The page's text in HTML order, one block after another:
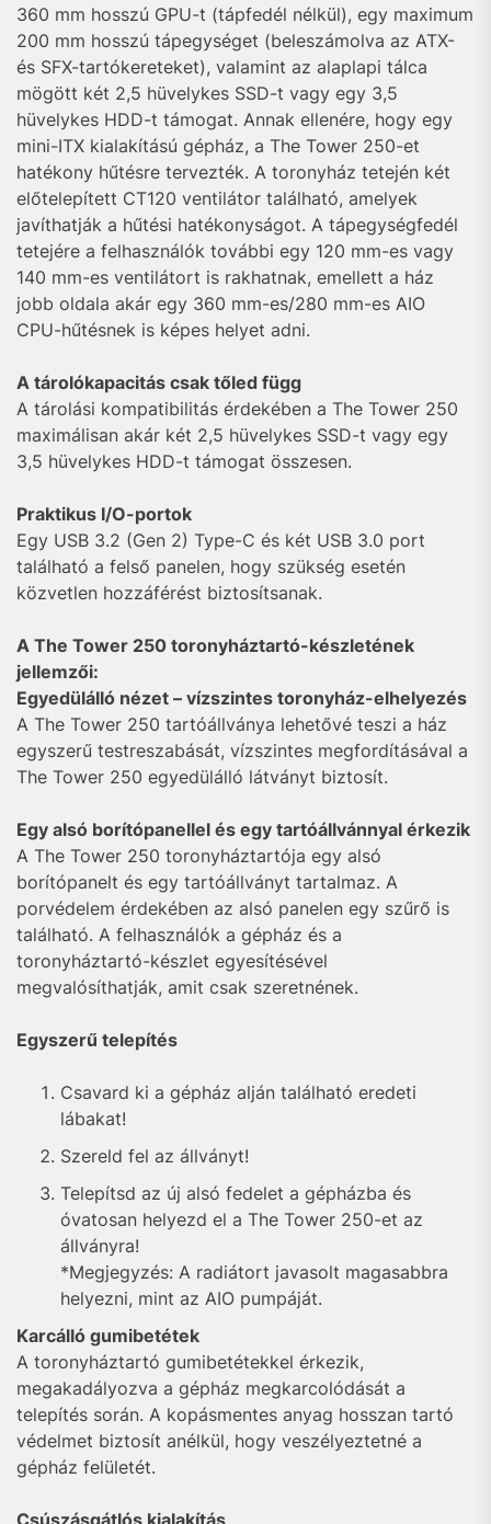
360 mm hosszú GPU-t (tápfedél nélkül), egy maximum
200 mm hosszú tápegységet (beleszámolva az ATX-
és SFX-tartókereteket), valamint az alaplapi tálca
mögött két 2,5 hüvelykes SSD-t vagy egy 3,5
hüvelykes HDD-t támogat. Annak ellenére, hogy egy
mini-ITX kialakítású gépház, a The Tower 250-et
hatékony hűtésre tervezték. A toronyház tetején két
előtelepített CT120 ventilátor található, amelyek
javíthatják a hűtési hatékonyságot. A tápegységfedél
tetejére a felhasználók további egy 120 mm-es vagy
140 mm-es ventilátort is rakhatnak, emellett a ház
jobb oldala akár egy 360 mm-es/280 mm-es AIO
CPU-hűtésnek is képes helyet adni.
A tárolókapacitás csak tőled függ
A tárolási kompatibilitás érdekében a The Tower 250
maximálisan akár két 2,5 hüvelykes SSD-t vagy egy
3,5 hüvelykes HDD-t támogat összesen.
Praktikus I/O-portok
Egy USB 3.2 (Gen 2) Type-C és két USB 3.0 port
található a felső panelen, hogy szükség esetén
közvetlen hozzáférést biztosítsanak.
A The Tower 250 toronyháztartó-készletének
jellemzői:
Egyedülálló nézet – vízszintes toronyház-elhelyezés
A The Tower 250 tartóállványa lehetővé teszi a ház
egyszerű testreszabását, vízszintes megfordításával a
The Tower 250 egyedülálló látványt biztosít.
Egy alsó borítópanellel és egy tartóállvánnyal érkezik
A The Tower 250 toronyháztartója egy alsó
borítópanelt és egy tartóállványt tartalmaz. A
porvédelem érdekében az alsó panelen egy szűrő is
található. A felhasználók a gépház és a
toronyháztartó-készlet egyesítésével
megvalósíthatják, amit csak szeretnének.
Egyszerű telepítés
Csavard ki a gépház alján található eredeti
lábakat!
Szereld fel az állványt!
Telepítsd az új alsó fedelet a gépházba és
óvatosan helyezd el a The Tower 250-et az
állványra!
*Megjegyzés: A radiátort javasolt magasabbra
helyezni, mint az AIO pumpáját.
Karcálló gumibetétek
A toronyháztartó gumibetétekkel érkezik,
megakadályozva a gépház megkarcolódását a
telepítés során. A kopásmentes anyag hosszan tartó
védelmet biztosít anélkül, hogy veszélyeztetné a
gépház felületét.
Csúszásgátlós kialakítás